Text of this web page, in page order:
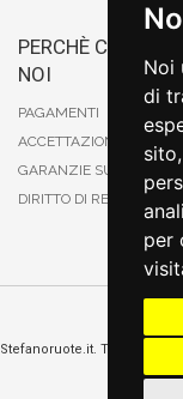
Noi
di
per
PERCHÈ
NOI
PAGAMENTI
ACCETTAZIONE DEGLI
GARANZIE SUI PRODOTTI
DIRITTO DI RECESSO
Stefanoruote.it. Tutti i diritti